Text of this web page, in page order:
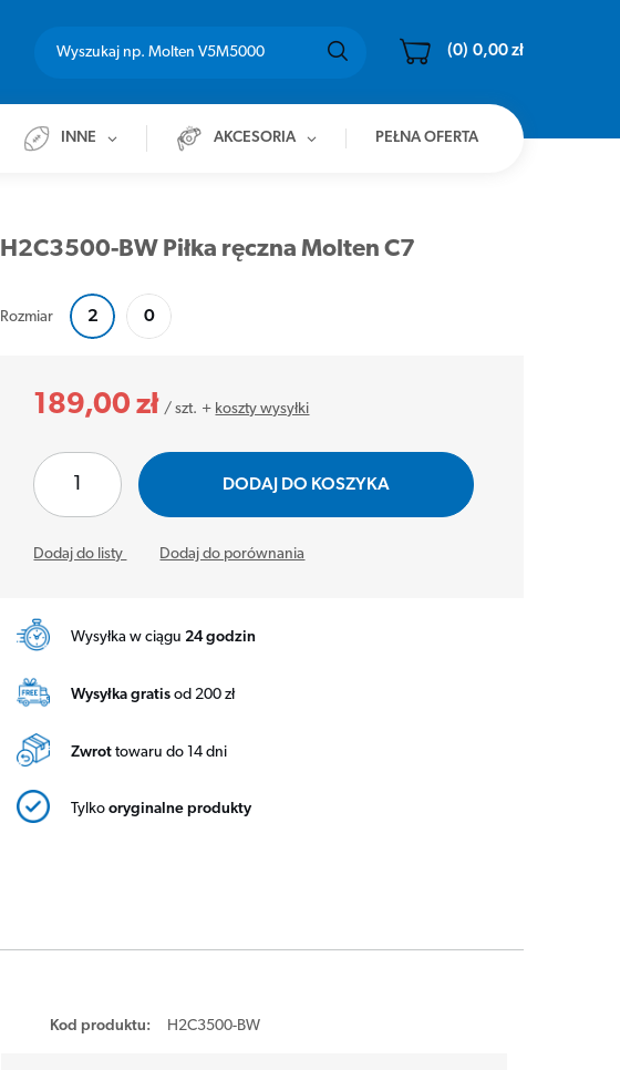
(0) 0,00 zł
INNE AKCESORIA PEŁNA OFERTA
H2C3500-BW Piłka ręczna Molten C7
Rozmiar 2 0
189,00 zł /szt. + koszty wysyłki
DODAJ DO KOSZYKA
Dodaj do listy Dodaj do porównania
Wysyłka w ciągu 24 godzin
Wysyłka gratis od 200 zł
Zwrot towaru do 14 dni
Tylkooryginalne produkty
Kod produktu: H2C3500-BW